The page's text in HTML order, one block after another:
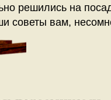
решились на
советы вам,